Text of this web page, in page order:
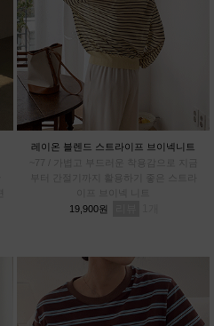
레이온 블렌드 스트라이프 브이넥니트
~77 / 가볍고 부드러운 착용감으로 지금
부터 간절기까지 활용하기 좋은 스트라
19,900원